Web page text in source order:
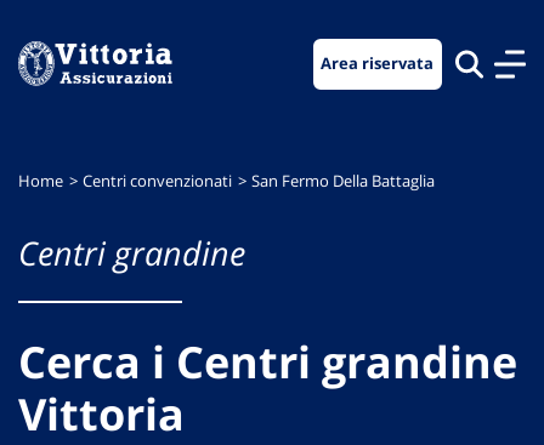
menu
contenuto
footer
Area riservata
Home Centri convenzionati San Fermo Della Battaglia
Centri grandine
Cerca i Centri grandine
Vittoria